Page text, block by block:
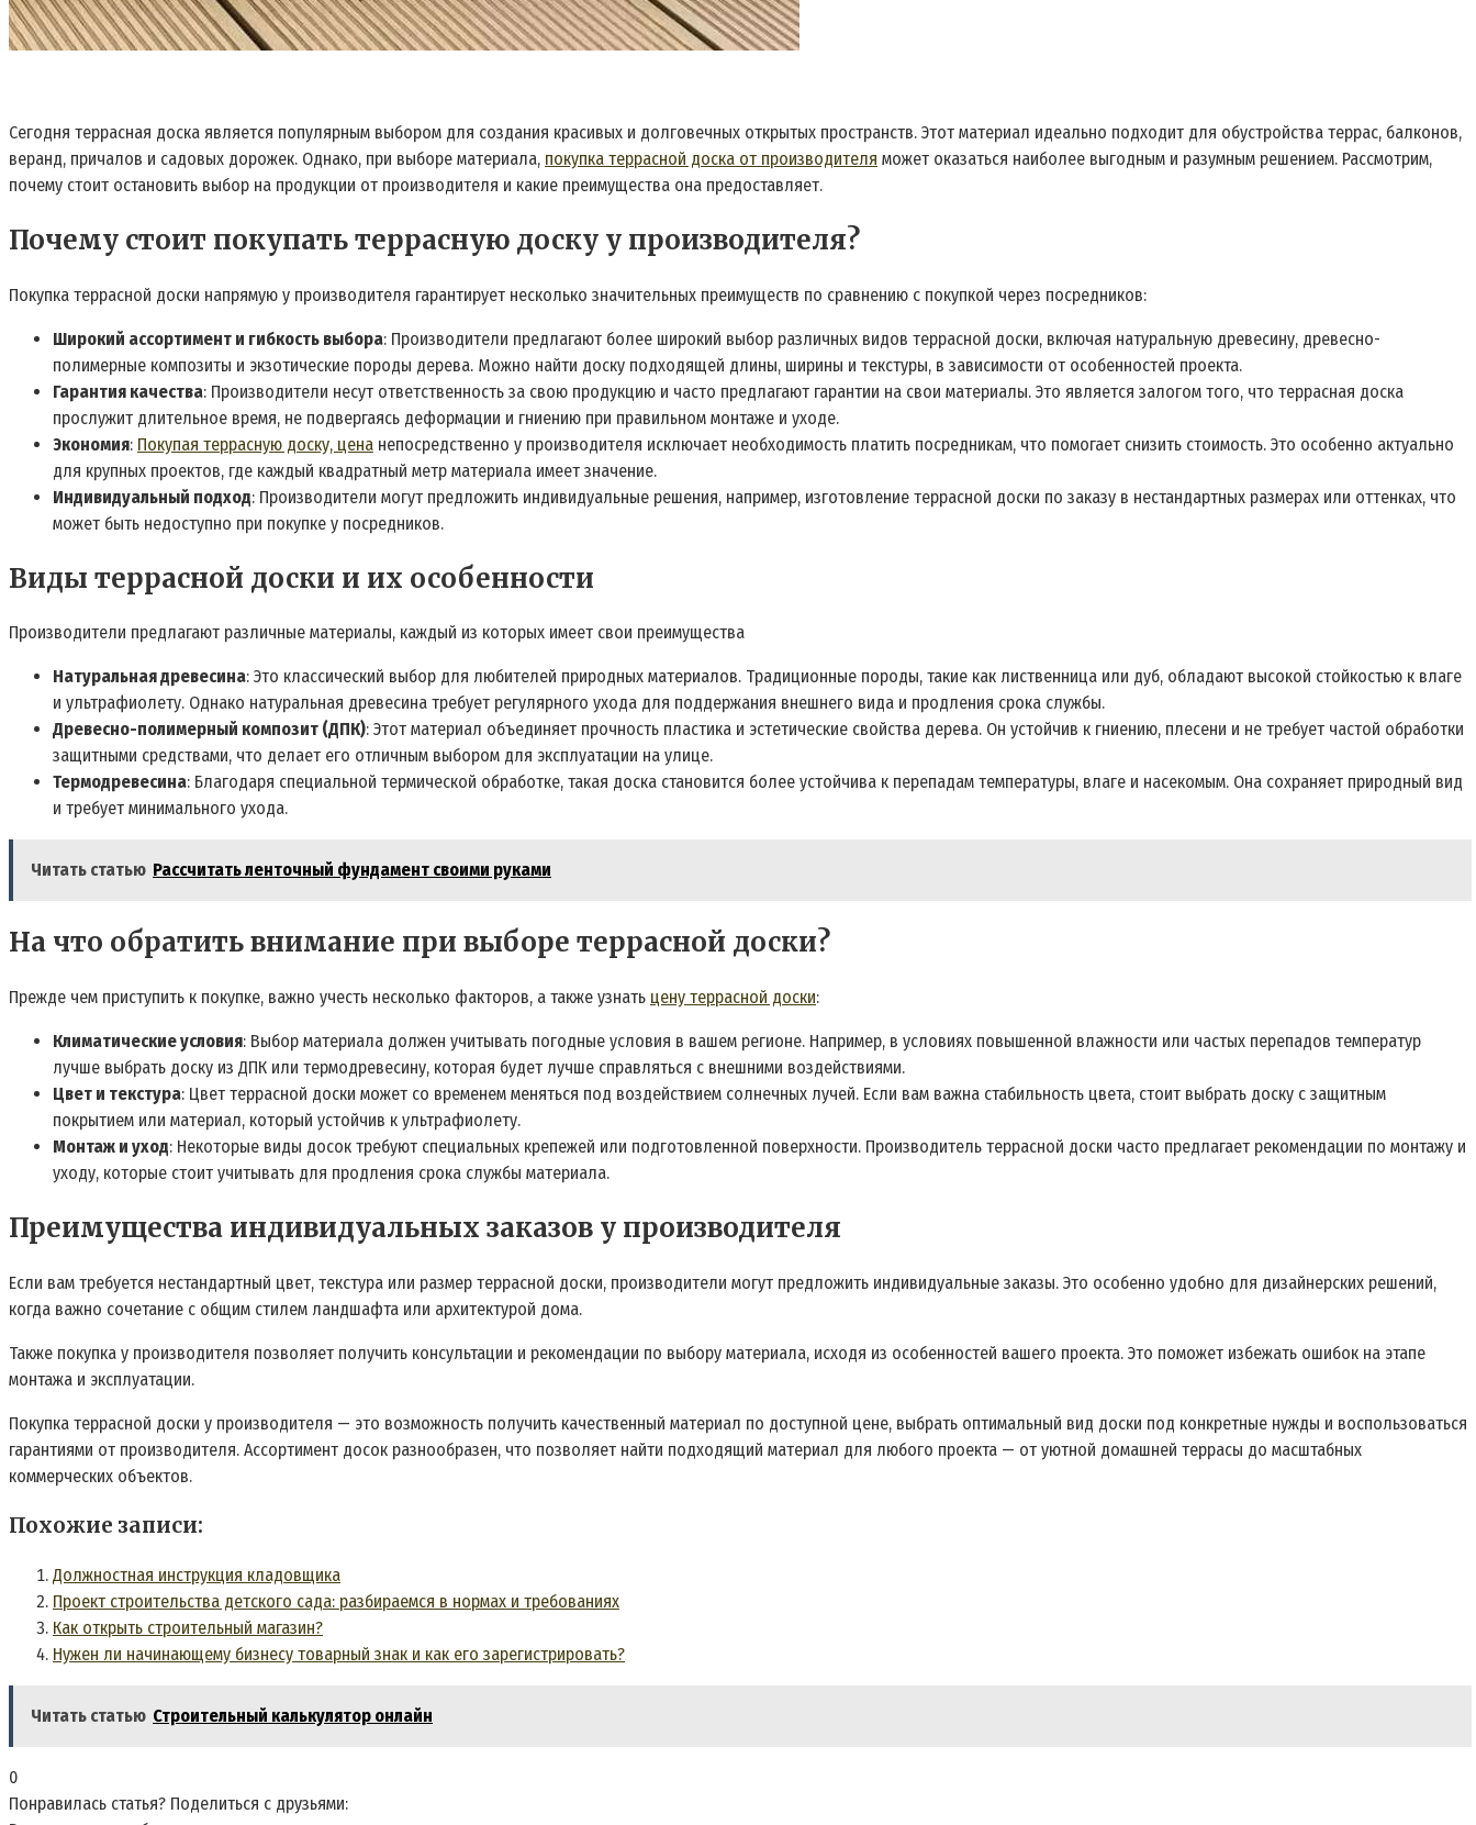
Сегодня террасная доска является популярным выбором для создания красивых и долговечных открытых пространств. Этот материал идеально подходит для обустройства террас, балконов,
веранд, причалов и садовых дорожек. Однако, при выборе материала, покупка террасной доска от производителя может оказаться наиболее выгодным и разумным решением. Рассмотрим,
почему стоит остановить выбор на продукции от производителя и какие преимущества она предоставляет.
Почему стоит покупать террасную доску у производителя?
Покупка террасной доски напрямую у производителя гарантирует несколько значительных преимуществ по сравнению с покупкой через посредников:
Широкий ассортимент и гибкость выбора: Производители предлагают более широкий выбор различных видов террасной доски, включая натуральную древесину, древесно-
полимерные композиты и экзотические породы дерева. Можно найти доску подходящей длины, ширины и текстуры, в зависимости от особенностей проекта.
Гарантия качества: Производители несут ответственность за свою продукцию и часто предлагают гарантии на свои материалы. Это является залогом того, что террасная доска
прослужит длительное время, не подвергаясь деформации и гниению при правильном монтаже и уходе.
Экономия: Покупая террасную доску, цена непосредственно у производителя исключает необходимость платить посредникам, что помогает снизить стоимость. Это особенно актуально
для крупных проектов, где каждый квадратный метр материала имеет значение.
Индивидуальный подход: Производители могут предложить индивидуальные решения, например, изготовление террасной доски по заказу в нестандартных размерах или оттенках, что
может быть недоступно при покупке у посредников.
Виды террасной доски и их особенности
Производители предлагают различные материалы, каждый из которых имеет свои преимущества
Натуральная древесина: Это классический выбор для любителей природных материалов. Традиционные породы, такие как лиственница или дуб, обладают высокой стойкостью к влаге
и ультрафиолету. Однако натуральная древесина требует регулярного ухода для поддержания внешнего вида и продления срока службы.
Древесно-полимерный композит (ДПК): Этот материал объединяет прочность пластика и эстетические свойства дерева. Он устойчив к гниению, плесени и не требует частой обработки
защитными средствами, что делает его отличным выбором для эксплуатации на улице.
Термодревесина: Благодаря специальной термической обработке, такая доска становится более устойчива к перепадам температуры, влаге и насекомым. Она сохраняет природный вид
и требует минимального ухода.
Читать статью Рассчитать ленточный фундамент своими руками
На что обратить внимание при выборе террасной доски?
Прежде чем приступить к покупке, важно учесть несколько факторов, а также узнать цену террасной доски:
Климатические условия: Выбор материала должен учитывать погодные условия в вашем регионе. Например, в условиях повышенной влажности или частых перепадов температур
лучше выбрать доску из ДПК или термодревесину, которая будет лучше справляться с внешними воздействиями.
Цвет и текстура: Цвет террасной доски может со временем меняться под воздействием солнечных лучей. Если вам важна стабильность цвета, стоит выбрать доску с защитным
покрытием или материал, который устойчив к ультрафиолету.
Монтаж и уход: Некоторые виды досок требуют специальных крепежей или подготовленной поверхности. Производитель террасной доски часто предлагает рекомендации по монтажу и
уходу, которые стоит учитывать для продления срока службы материала.
Преимущества индивидуальных заказов у производителя
Если вам требуется нестандартный цвет, текстура или размер террасной доски, производители могут предложить индивидуальные заказы. Это особенно удобно для дизайнерских решений,
когда важно сочетание с общим стилем ландшафта или архитектурой дома.
Также покупка у производителя позволяет получить консультации и рекомендации по выбору материала, исходя из особенностей вашего проекта. Это поможет избежать ошибок на этапе
монтажа и эксплуатации.
Покупка террасной доски у производителя — это возможность получить качественный материал по доступной цене, выбрать оптимальный вид доски под конкретные нужды и воспользоваться
гарантиями от производителя. Ассортимент досок разнообразен, что позволяет найти подходящий материал для любого проекта — от уютной домашней террасы до масштабных
коммерческих объектов.
Похожие записи:
Должностная инструкция кладовщика
Проект строительства детского сада: разбираемся в нормах и требованиях
Как открыть строительный магазин?
Нужен ли начинающему бизнесу товарный знак и как его зарегистрировать?
Читать статью Строительный калькулятор онлайн
0
Понравилась статья? Поделиться с друзьями: